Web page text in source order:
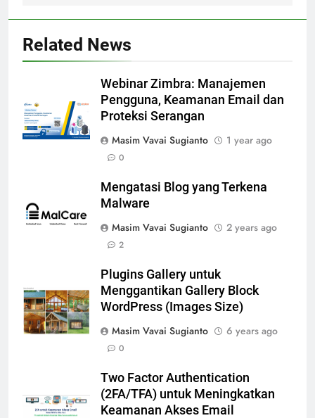
Related News
Webinar Zimbra: Manajemen
Pengguna, Keamanan Email dan
Proteksi Serangan
Masim Vavai Sugianto
1 year ago
0
Mengatasi Blog yang Terkena
Malware
Masim Vavai Sugianto
2 years ago
2
Plugins Gallery untuk
Menggantikan Gallery Block
WordPress (Images Size)
Masim Vavai Sugianto
6 years ago
0
Two Factor Authentication
(2FA/TFA) untuk Meningkatkan
Keamanan Akses Email